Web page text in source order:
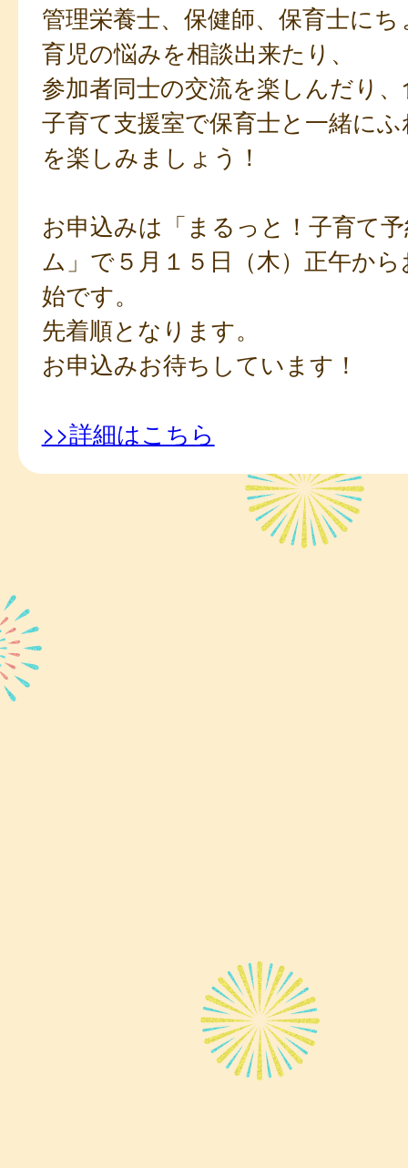
管理栄養士、保健師、保育士に
育児の悩みを相談出来たり、
参加者同士の交流を楽しんだり
子育て支援室で保育士と一緒に
を楽しみましょう！
お申込みは「まるっと！子育て
ム」で５月１５日（木）正午か
始です。
先着順となります。
お申込みお待ちしています！
>>詳細はこちら